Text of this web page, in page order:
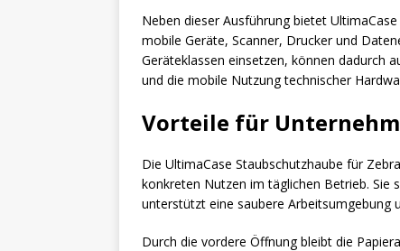
Neben dieser Ausführung bietet
mobile Geräte, Scanner, Drucker und
Geräteklassen einsetzen, können dadurch
und die mobile Nutzung technischer
Vorteile für
Die UltimaCase Staubschutzhaube für
konkreten Nutzen im täglichen Betrieb. Sie
unterstützt eine saubere Arbeitsumgebung
Durch die vordere Öffnung bleibt die